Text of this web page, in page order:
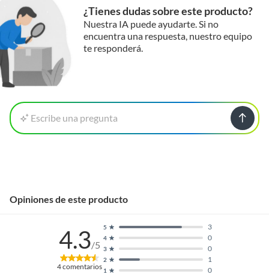
¿Tienes dudas sobre este producto?
Nuestra IA puede ayudarte. Si no
encuentra una respuesta, nuestro equipo
te responderá.
Escribe una pregunta
Opiniones de este producto
4.3/5
4comentarios 1 0
2 1
3 0
4 0
5 3